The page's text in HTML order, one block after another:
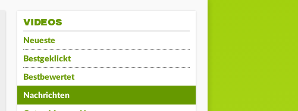
VIDEOS
Neueste
Bestgeklickt
Bestbewertet
Nachrichten